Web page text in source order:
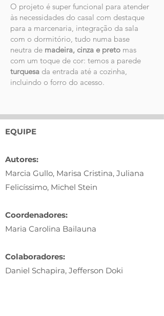
O projeto é super funcional para atender
às necessidades do casal com destaque
para a marcenaria, integração da sala
com o dormitório, tudo numa base
neutra de madeira, cinza e preto mas
com um toque de cor: temos a parede
turquesa da entrada até a cozinha,
incluindo o forro do acesso.
EQUIPE
Autores:
Marcia Gullo, Marisa Cristina, Juliana
Felicíssimo, Michel Stein
Coordenadores:
Maria Carolina Bailauna
Colaboradores:
Daniel Schapira, Jefferson Doki